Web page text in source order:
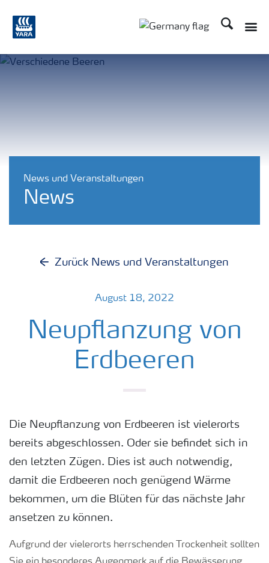
Suchen
News und Veranstaltungen
News
Zurück News und Veranstaltungen
August 18, 2022
Neupflanzung von
Erdbeeren
Die Neupflanzung von Erdbeeren ist vielerorts
bereits abgeschlossen. Oder sie befindet sich in
den letzten Zügen. Dies ist auch notwendig,
damit die Erdbeeren noch genügend Wärme
bekommen, um die Blüten für das nächste Jahr
ansetzen zu können.
Aufgrund der vielerorts herrschenden Trockenheit sollten